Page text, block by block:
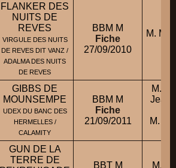
FLANKER DES
NUITS DE
REVES
VIRGULE DES NUITS
DE REVES DIT VANZ /
ADALMA DES NUITS
DE REVES
BBM M
Fiche
27/09/2010
M.
GIBBS DE
MOUNSEMPE
UDEX DU BANC DES
HERMELLES /
CALAMITY
BBM M
Fiche
21/09/2011
M.
M.
GUN DE LA
TERRE DE
BBT M
M.